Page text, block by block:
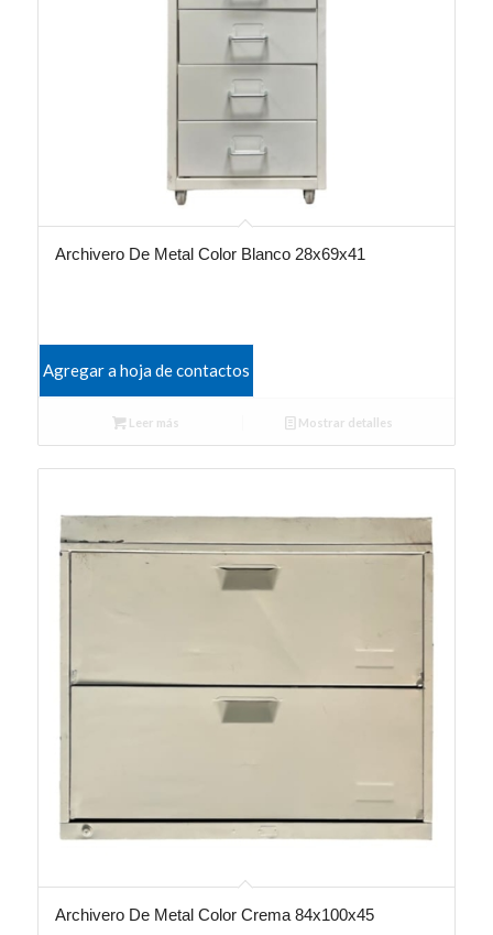
Archivero De Metal Color Blanco 28x69x41
Agregar a hoja de contactos
Leer más Mostrar detalles
Archivero De Metal Color Crema 84x100x45